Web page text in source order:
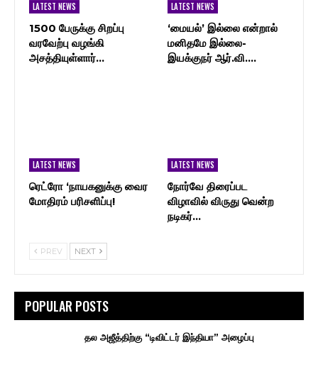
LATEST NEWS
1500 பேருக்கு சிறப்பு
வரவேற்பு வழங்கி
அசத்தியுள்ளார்…
LATEST NEWS
‘மையல்’ இல்லை என்றால்
மனிதமே இல்லை-
இயக்குநர் ஆர்.வி.…
LATEST NEWS
ரெட்ரோ ‘நாயகனுக்கு வைர
மோதிரம் பரிசளிப்பு!
LATEST NEWS
நோர்வே திரைப்பட
விழாவில் விருது வென்ற
நடிகர்…
PREV NEXT
POPULAR POSTS
தல அஜீத்திற்கு “டிவிட்டர் இந்தியா” அழைப்பு